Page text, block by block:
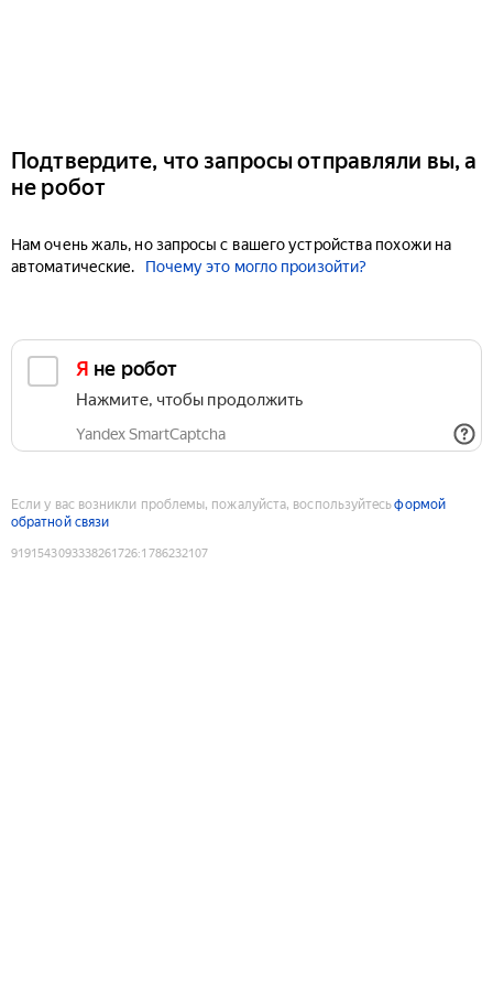
Подтвердите, что запросы отправляли вы, а
не робот
Нам очень жаль, но запросы с вашего устройства похожи на
автоматические.
Почему это могло произойти?
Я не робот
Нажмите, чтобы продолжить
Yandex SmartCaptcha
Если у вас возникли проблемы, пожалуйста, воспользуйтесьформой
обратной связи
9191543093338261726:1786232107